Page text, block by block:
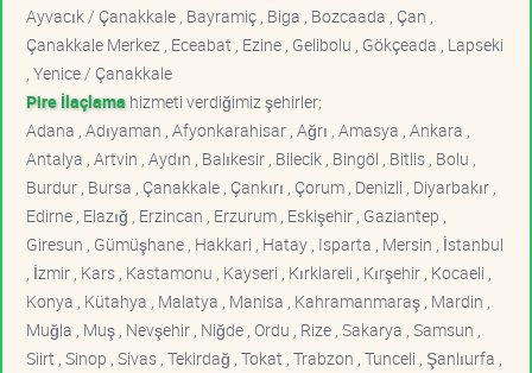
Ayvacık / Çanakkale , Bayramiç , Biga , Bozcaada , Çan ,
Çanakkale Merkez , Eceabat , Ezine , Gelibolu , Gökçeada , Lapseki
, Yenice / Çanakkale
Pire İlaçlama hizmeti verdiğimiz şehirler;
Adana , Adıyaman , Afyonkarahisar , Ağrı , Amasya , Ankara ,
Antalya , Artvin , Aydın , Balıkesir , Bilecik , Bingöl , Bitlis , Bolu ,
Burdur , Bursa , Çanakkale , Çankırı , Çorum , Denizli , Diyarbakır ,
Edirne , Elazığ , Erzincan , Erzurum , Eskişehir , Gaziantep ,
Giresun , Gümüşhane , Hakkari , Hatay , Isparta , Mersin , İstanbul
, İzmir , Kars , Kastamonu , Kayseri , Kırklareli , Kırşehir , Kocaeli ,
Konya , Kütahya , Malatya , Manisa , Kahramanmaraş , Mardin ,
Muğla , Muş , Nevşehir , Niğde , Ordu , Rize , Sakarya , Samsun ,
Siirt , Sinop , Sivas , Tekirdağ , Tokat , Trabzon , Tunceli , Şanlıurfa ,